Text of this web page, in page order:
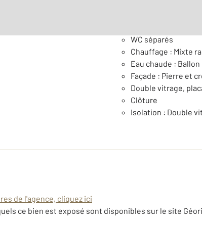
WC séparés
Chauffage : Mixte
Eau chaude :
Façade : Pierre et
Double vitrage,
Clôture
Isolation : Double
de l'agence, cliquez ici
ce bien est exposé sont disponibles sur le site